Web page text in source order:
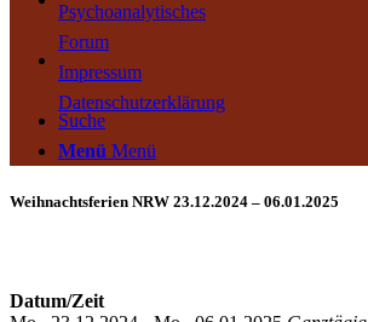
Psychoanalytisches
Forum
Impressum
Datenschutzerklärung
Suche
Menü Menü
Weihnachtsferien NRW 23.12.2024 – 06.01.2025
Datum/Zeit